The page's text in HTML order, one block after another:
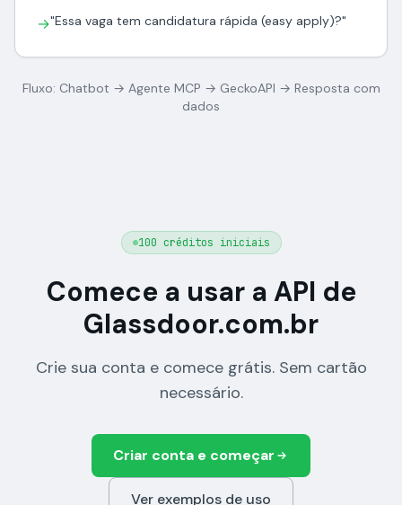
→"Essa vaga tem candidatura rápida (easy apply)?"
Fluxo: Chatbot → Agente MCP → GeckoAPI → Resposta com
dados
100 créditos iniciais
Comece a usar a API de
Glassdoor.com.br
Crie sua conta e comece grátis. Sem cartão
necessário.
Criar conta e começar
Ver exemplos de uso